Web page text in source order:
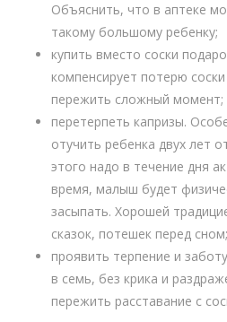
Объяснить, что в аптеке
такому большому ребенку;
купить вместо соски
компенсирует потерю
пережить сложный момент;
перетерпеть капризы.
отучить ребенка двух лет
этого надо в течение дня
время, малыш будет
засыпать. Хорошей
сказок, потешек перед сном;
проявить терпение и
в семь, без крика и
пережить расставание с